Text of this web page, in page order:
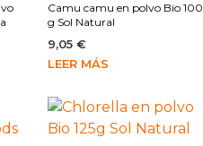
Camu camu en polvo Bio 100
g Sol Natural
9,05 €
LEER MÁS